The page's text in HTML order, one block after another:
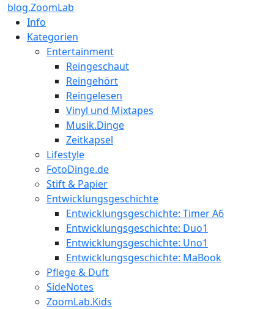
blog.ZoomLab
Info
Kategorien
Entertainment
Reingeschaut
Reingehört
Reingelesen
Vinyl und Mixtapes
Musik.Dinge
Zeitkapsel
Lifestyle
FotoDinge.de
Stift & Papier
Entwicklungsgeschichte
Entwicklungsgeschichte: Timer A6
Entwicklungsgeschichte: Duo1
Entwicklungsgeschichte: Uno1
Entwicklungsgeschichte: MaBook
Pflege & Duft
SideNotes
ZoomLab.Kids